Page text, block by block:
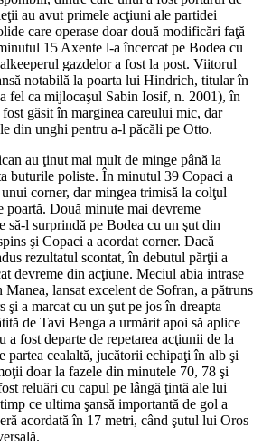
au avut primele acţiuni ale partidei
care operase doar două modificări faţă
15 Axente l-a încercat pe Bodea cu
gazdelor a fost la post. Viitorul
notabilă la poarta lui Hindrich, titular în
fel ca mijlocaşul Sabin Iosif, n. 2001), în
găsit în marginea careului mic, dar
din unghi pentru a-l păcăli pe Otto.
au ţinut mai mult de minge până la
buturile poliste. În minutul 39 Copaci a
corner, dar mingea trimisă la colţul
poartă. Două minute mai devreme
să-l surprindă pe Bodea cu un şut din
şi Copaci a acordat corner. Dacă
rezultatul scontat, în debutul părţii a
devreme din acţiune. Meciul abia intrase
lansat excelent de Sofran, a pătruns
şi a marcat cu un şut pe jos în dreapta
de Tavi Benga a urmărit apoi să aplice
a fost departe de repetarea acţiunii de la
partea cealaltă, jucătorii echipaţi în alb şi
doar la fazele din minutele 70, 78 şi
reluări cu capul pe lângă ţintă ale lui
ce ultima şansă importantă de gol a
acordată în 17 metri, când şutul lui Oros